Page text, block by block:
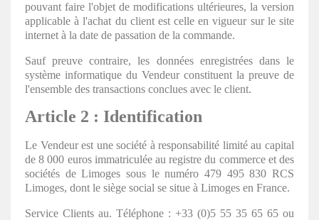
pouvant faire l'objet de modifications ultérieures, la version
applicable à l'achat du client est celle en vigueur sur le site
internet à la date de passation de la commande.
Sauf preuve contraire, les données enregistrées dans le
système informatique du Vendeur constituent la preuve de
l'ensemble des transactions conclues avec le client.
Article 2 : Identification
Le Vendeur est une société à responsabilité limité au capital
de 8 000 euros immatriculée au registre du commerce et des
sociétés de Limoges sous le numéro 479 495 830 RCS
Limoges, dont le siège social se situe à Limoges en France.
Service Clients au. Téléphone : +33 (0)5 55 35 65 65 ou